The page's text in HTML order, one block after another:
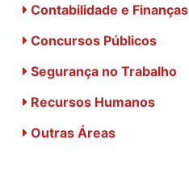
Contabilidade e Finanças
Concursos Públicos
Segurança no Trabalho
Recursos Humanos
Outras Áreas